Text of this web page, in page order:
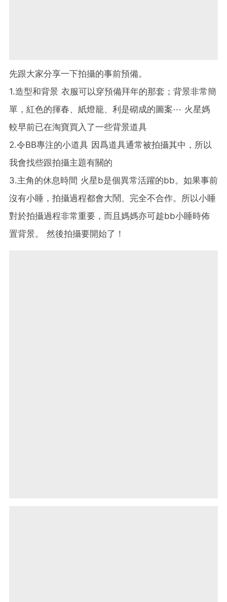
先跟大家分享一下拍攝的事前預備。
1.造型和背景 衣服可以穿預備拜年的那套；背景非常簡
單，紅色的揮春、紙燈籠、 利是砌成的圖案⋯ 火星媽
較早前已在淘寶買入了一些背景道具
2.令BB專注的小道具 因爲道具通常被拍攝其中，所以
我會找些跟拍攝主題有關的
3.主角的休息時間 火星b是個異常活躍的bb。如果事前
沒有小睡， 拍攝過程都會大鬧、完全不合作。所以小睡
對於拍攝過程非常重要， 而且媽媽亦可趁bb小睡時佈
置背景。 然後拍攝要開始了！